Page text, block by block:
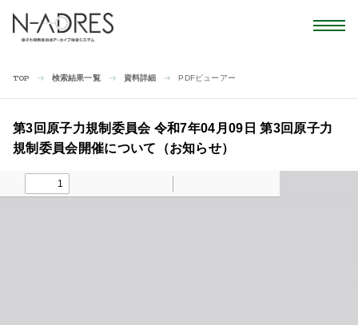
TOP 検索結果一覧 資料詳細 PDFビューアー
第3回原子力規制委員会 令和7年04月09日 第3回原子力
規制委員会開催について（お知らせ）